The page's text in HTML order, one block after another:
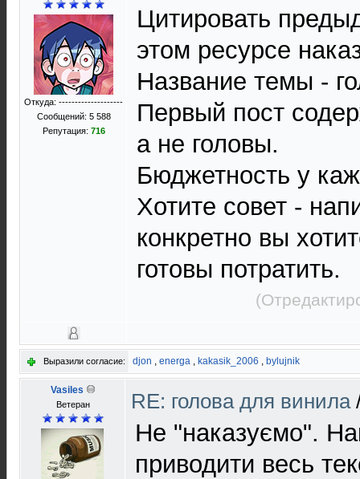
Откуда: --------------------
Сообщений: 5 588
Репутация: 716
Цитировать
этом ресурсе
Название темы -
Первый пост
а не головы.
Бюджетность у
Хотите совет -
конкретно вы
готовы потратить.
Выразили согласие: djon , energa , kakasik_2006 , bylujnik
Vasiles
Ветеран RE: голова для винила
Не "наказуємо".
приводити весь